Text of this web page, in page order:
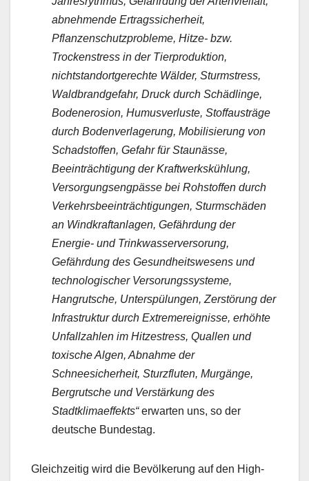
abnehmende Ertragssicherheit,
Pflanzenschutzprobleme, Hitze- bzw.
Trockenstress in der Tierproduktion,
nichtstandortgerechte Wälder, Sturmstress,
Waldbrandgefahr, Druck durch Schädlinge,
Bodenerosion, Humusverluste, Stoffausträge
durch Bodenverlagerung, Mobilisierung von
Schadstoffen, Gefahr für Staunässe,
Beeinträchtigung der Kraftwerkskühlung,
Versorgungsengpässe bei Rohstoffen durch
Verkehrsbeeinträchtigungen, Sturmschäden
an Windkraftanlagen, Gefährdung der
Energie- und Trinkwasserversorung,
Gefährdung des Gesundheitswesens und
technologischer Versorungssysteme,
Hangrutsche, Unterspülungen, Zerstörung der
Infrastruktur durch Extremereignisse, erhöhte
Unfallzahlen im Hitzestress, Quallen und
toxische Algen, Abnahme der
Schneesicherheit, Sturzfluten, Murgänge,
Bergrutsche und Verstärkung des
Stadtklimaeffekts“erwarten uns, so der
deutsche Bundestag.
Gleichzeitig wird die Bevölkerung auf den High-